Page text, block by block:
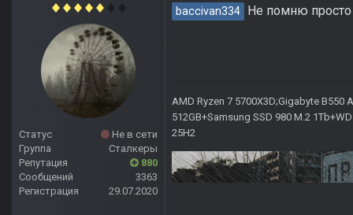
Статус
Не в сети
Группа
Сталкеры
Репутация
880
Сообщений
3363
Регистрация
29.07.2020
baccivan334 Не помню просто
AMD Ryzen 7 5700X3D;Gigabyte B550
512GB+Samsung SSD 980 M.2
25H2